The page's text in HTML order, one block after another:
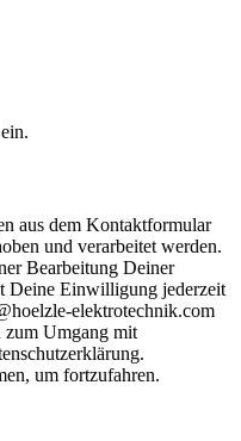
aus dem Kontaktformular
und verarbeitet werden.
Bearbeitung Deiner
Deine Einwilligung jederzeit
elektrotechnik.com
Umgang mit
um fortzufahren.